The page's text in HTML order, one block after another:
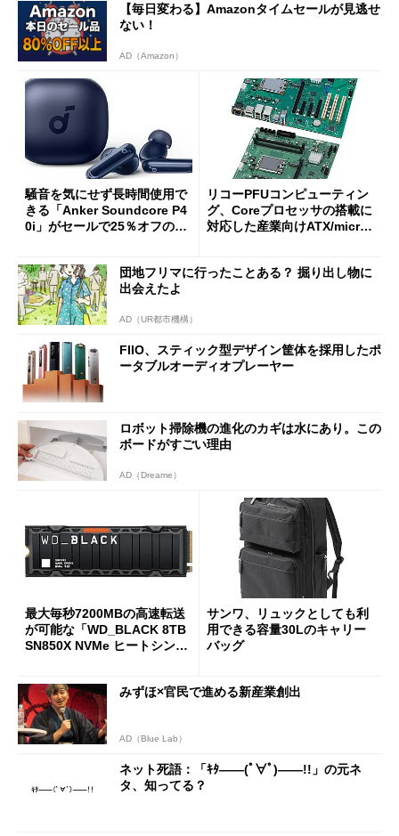
【毎日変わる】Amazonタイムセールが見逃せ
ない！
AD（Amazon）
騒音を気にせず長時間使用で
きる「Anker Soundcore P4
0i」がセールで25％オフの59
リコーPFUコンピューティン
グ、Coreプロセッサの搭載に
対応した産業向けATX/micro
団地フリマに行ったことある？ 掘り出し物に
出会えたよ
AD（UR都市機構）
FIIO、スティック型デザイン筐体を採用したポ
ータブルオーディオプレーヤー
ロボット掃除機の進化のカギは水にあり。この
ボードがすごい理由
AD（Dreame）
最大毎秒7200MBの高速転送
が可能な「WD_BLACK 8TB
SN850X NVMe ヒートシンク
サンワ、リュックとしても利
用できる容量30Lのキャリー
バッグ
みずほ×官民で進める新産業創出
AD（Blue Lab）
ネット死語：「ｷﾀ――(ﾟ∀ﾟ)――!!」の元ネ
タ、知ってる？